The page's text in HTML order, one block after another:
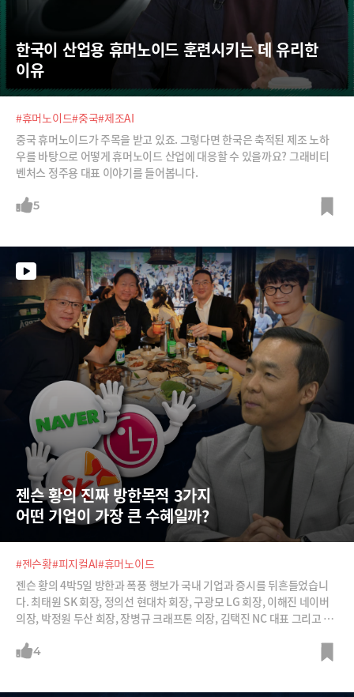
한국이 산업용 휴머노이드 훈련시키는 데 유리한
이유
#휴머노이드#중국#제조AI
중국 휴머노이드가 주목을 받고 있죠. 그렇다면 한국은 축적된 제조 노하
우를 바탕으로 어떻게 휴머노이드 산업에 대응할 수 있을까요? 그래비티
벤처스 정주용 대표 이야기를 들어봅니다.
5
젠슨 황의 진짜 방한목적 3가지
어떤 기업이 가장 큰 수혜일까?
#젠슨황#피지컬AI#휴머노이드
젠슨 황의 4박5일 방한과 폭풍 행보가 국내 기업과 증시를 뒤흔들었습니
다. 최태원 SK 회장, 정의선 현대차 회장, 구광모 LG 회장, 이해진 네이버
의장, 박정원 두산 회장, 장병규 크래프톤 의장, 김택진 NC 대표 그리고 배
한 곳도 다양합니다. 젠슨 황과 미팅이 예정된 기업들의 주가도 요동쳤죠.
4